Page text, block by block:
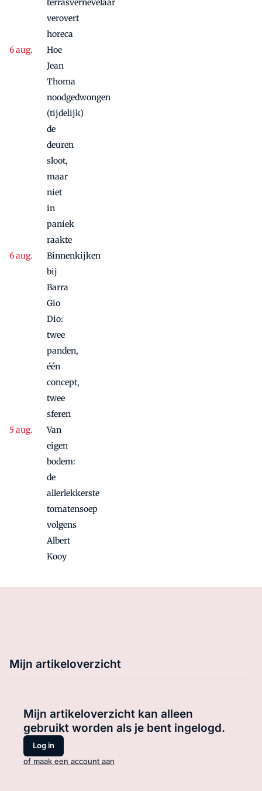
maandje
terrasvernevelaar
verovert
horeca
Hoe
Jean
Thoma
noodgedwongen
(tijdelijk)
de
deuren
sloot,
maar
niet
in
paniek
raakte
Binnenkijken
bij
Barra
Gio
Dio:
twee
panden,
één
concept,
twee
sferen
Van
eigen
bodem:
de
allerlekkerste
tomatensoep
volgens
Albert
Kooy
Mijn artikeloverzicht
Mijn artikeloverzicht kan alleen
gebruikt worden als je bent ingelogd.
Log in
of maak een account aan